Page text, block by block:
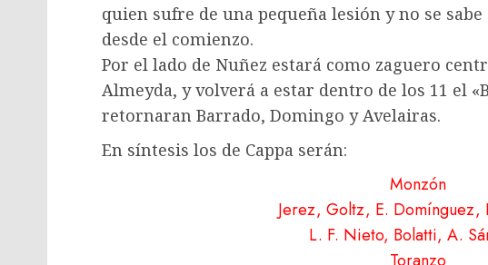
quien sufre de una pequeña lesión y no se
desde el comienzo.
Por el lado de Nuñez estará como zaguero
Almeyda, y volverá a estar dentro de los 11 el
retornaran Barrado, Domingo y Avelairas.
En síntesis los de Cappa serán:
Monzón
Jerez, Goltz, E. Domínguez,
L. F. Nieto, Bolatti, A.